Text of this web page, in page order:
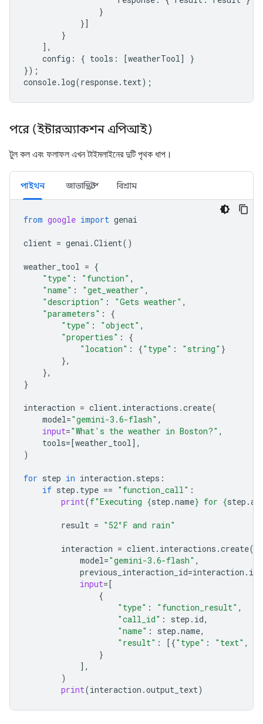
}
}]
}
],
config : { tools : [weatherTool]
}
});
console. log(response. text);
পরে (ইন্টারঅ্যাকশন এপিআই)
টুল কল এবং ফলাফল এখন টাইমলাইনের দুটি পৃথক ধাপ।
পাইথন জাভাস্ক্রিপ্ট বিশ্রাম
from google import genai
client = genai .Client()
weather_tool = {
"type" : "function" ,
"name" : "get_weather" ,
"description" : "Gets weather" ,
"parameters" :
{
"type" : "object" ,
"properties" :
{
"location" : {"type" : "string" }
},
},
}
interaction = client. interactions .create(
model="gemini-3.6-flash" ,
input="What's the weather in Boston?" ,
tools=[weather_tool],
)
for step in interaction . steps :
if step . type == "function_call" :
print(f"Executing {step .name} for {step .
result = "52°F and rain"
interaction = client. interactions .create(
model="gemini-3.6-flash" ,
previous_interaction_id=interaction . id
input=[
{
"type" : "function_result" ,
"call_id" : step . id,
"name" : step .name,
"result" : [{"type" : "text" ,
}
],
)
print(interaction .output_text)